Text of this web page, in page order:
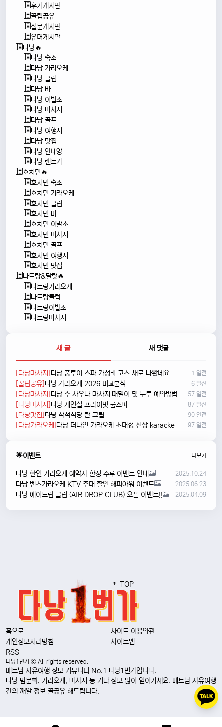
후기게시판
꿀팁공유
질문게시판
유머게시판
다낭🔥
다낭 숙소
다낭 가라오케
다낭 클럽
다낭 바
다낭 이발소
다낭 마사지
다낭 골프
다낭 여행지
다낭 맛집
다낭 안내양
다낭 렌트카
호치민🔥
호치민 숙소
호치민 가라오케
호치민 클럽
호치민 바
호치민 이발소
호치민 마사지
호치민 골프
호치민 여행지
호치민 맛집
나트랑&달랏🔥
나트랑가라오케
나트랑클럽
나트랑이발소
나트랑마사지
새 글 새 댓글
[다낭마사지]다낭 풍투이 스파 가성비 코스 새로 나왔네요 1 일전
[꿀팁공유]다낭 가라오케 2026 비교분석 6 일전
[다낭마사지]다낭 수 사우나 마사지 때밀이 및 누루 예약방법 57 일전
[다낭마사지]다낭 개인실 프라이빗 룸스파 87 일전
[다낭맛집]다낭 착석식당 탄 그릴 90 일전
[다낭가라오케]다낭 더나인 가라오케 초대형 신상 karaoke 97 일전
🌟이벤트 더보기
다낭 한인 가라오케 예약자 한정 주류 이벤트 안내 2025.10.24
다낭 벤츠가라오케 KTV 주대 할인 해피아워 이벤트 2025.06.23
다낭 에어드랍 클럽 (AIR DROP CLUB) 오픈 이벤트!! 2025.04.09
TOP
홈으로
사이트 이용약관
개인정보처리방침
사이트맵
RSS
다낭1번가 ⓒ All rights reserved.
베트남 자유여행 정보 커뮤니티 No.1 다낭1번가입니다.
다낭 밤문화, 가라오케, 마사지 등 기타 정보 많이 얻어가세요. 베트남 자유여행
간의 깨알 정보 꿀공유 해드립니다.